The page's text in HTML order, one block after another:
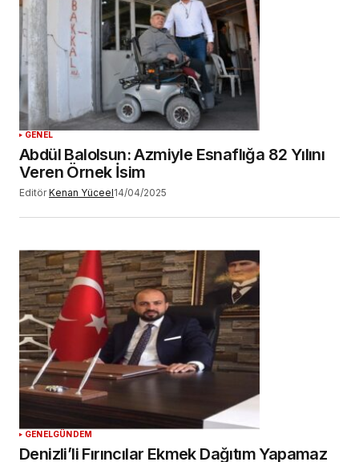
YORUM GÖNDER
GENEL
Abdül Balolsun: Azmiyle Esnaflığa 82 Yılını
Veren Örnek İsim
Editör Kenan Yüceel14/04/2025
GENELGÜNDEM
Denizli’li Fırıncılar Ekmek Dağıtım Yapamaz